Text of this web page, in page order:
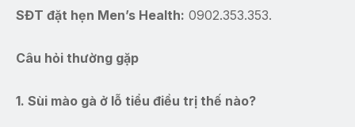
SĐT đặt hẹn Men’s Health: 0902.353.353.
Câu hỏi thường gặp
1. Sùi mào gà ở lỗ tiểu điều trị thế nào?